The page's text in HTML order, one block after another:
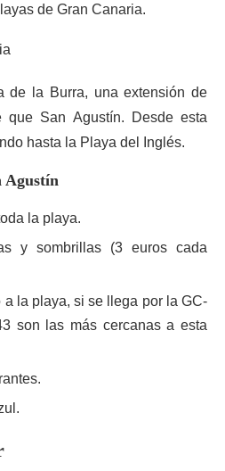
de Gran Canaria.
de la Burra, una extensión de
que San Agustín. Desde esta
hasta la Playa del Inglés.
Agustín
la playa.
y sombrillas (3 euros cada
a la playa, si se llega por la GC-
son las más cercanas a esta